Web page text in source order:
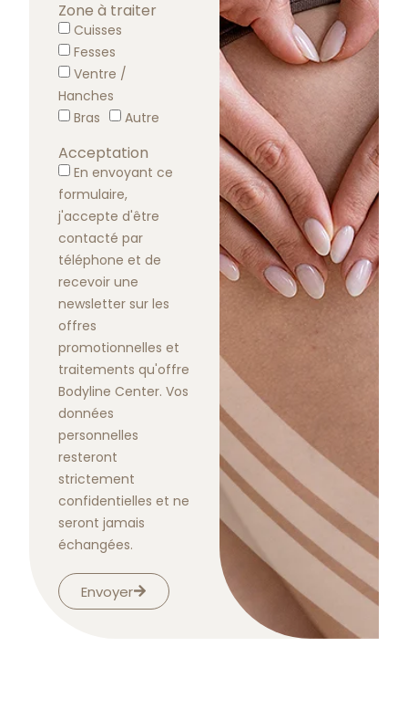
Zone à traiter
Cuisses
Fesses
Ventre /
Hanches
Bras
Autre
Acceptation
En envoyant ce
formulaire,
j'accepte d'être
contacté par
téléphone et de
recevoir une
newsletter sur les
offres
promotionnelles et
traitements qu'offre
Bodyline Center. Vos
données
personnelles
resteront
strictement
confidentielles et ne
seront jamais
échangées.
Envoyer